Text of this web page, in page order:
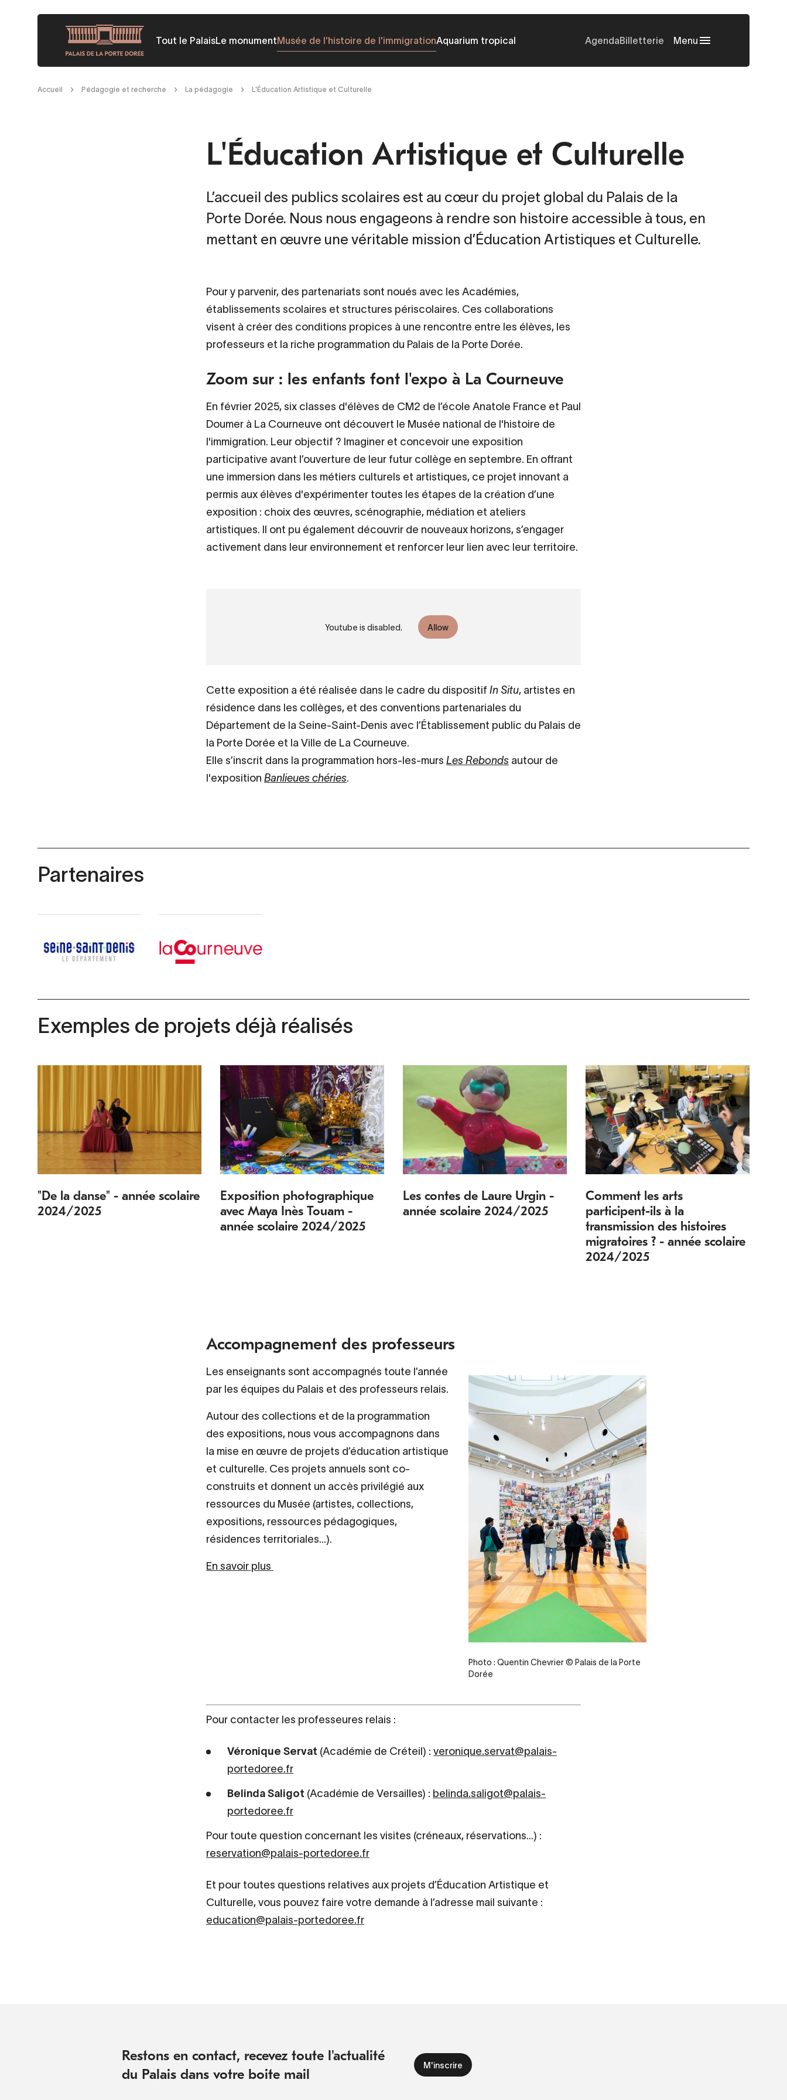
principal
Tout le PalaisLe monumentMusée de l'histoire de l'immigrationAquarium tropical AgendaBilletterie Menu
Fil
Accueil Pédagogie et recherche La pédagogie L'Éducation Artistique et Culturelle
L'Éducation Artistique et Culturelle
L’accueil des publics scolaires est au cœur du projet global du Palais de la
Porte Dorée. Nous nous engageons à rendre son histoire accessible à tous, en
mettant en œuvre une véritable mission d’Éducation Artistiques et Culturelle.
Pour y parvenir, des partenariats sont noués avec les Académies,
établissements scolaires et structures périscolaires. Ces collaborations
visent à créer des conditions propices à une rencontre entre les élèves, les
professeurs et la riche programmation du Palais de la Porte Dorée.
Zoom sur : les enfants font l'expo à La Courneuve
En février 2025, six classes d'élèves de CM2 de l’école Anatole France et Paul
Doumer à La Courneuve ont découvert le Musée national de l'histoire de
l'immigration. Leur objectif ? Imaginer et concevoir une exposition
participative avant l’ouverture de leur futur collège en septembre. En offrant
une immersion dans les métiers culturels et artistiques, ce projet innovant a
permis aux élèves d'expérimenter toutes les étapes de la création d’une
exposition : choix des œuvres, scénographie, médiation et ateliers
artistiques. Il ont pu également découvrir de nouveaux horizons, s’engager
activement dans leur environnement et renforcer leur lien avec leur territoire.
Les enfants font l'expo – Exposition participative à La
Youtube is disabled. Allow
Cette exposition a été réalisée dans le cadre du dispositif In Situ, artistes en
résidence dans les collèges, et des conventions partenariales du
Département de la Seine-Saint-Denis avec l’Établissement public du Palais de
la Porte Dorée et la Ville de La Courneuve.
Elle s’inscrit dans la programmation hors-les-murs Les Rebonds autour de
l'exposition Banlieues chéries.
Partenaires
Exemples de projets déjà réalisés
"De la danse" - année scolaire
2024/2025
Exposition photographique
avec Maya Inès Touam -
année scolaire 2024/2025
Les contes de Laure Urgin -
année scolaire 2024/2025
Comment les arts
participent-ils à la
transmission des histoires
migratoires ? - année scolaire
2024/2025
Accompagnement des professeurs
Credit
Photo : Quentin Chevrier © Palais de la Porte
Dorée
Les enseignants sont accompagnés toute l’année
par les équipes du Palais et des professeurs relais.
Autour des collections et de la programmation
des expositions, nous vous accompagnons dans
la mise en œuvre de projets d’éducation artistique
et culturelle. Ces projets annuels sont co-
construits et donnent un accès privilégié aux
ressources du Musée (artistes, collections,
expositions, ressources pédagogiques,
résidences territoriales…).
En savoir plus
Pour contacter les professeures relais :
Véronique Servat (Académie de Créteil) : veronique.servat@palais-
portedoree.fr
Belinda Saligot (Académie de Versailles) : belinda.saligot@palais-
portedoree.fr
Pour toute question concernant les visites (créneaux, réservations...) :
reservation@palais-portedoree.fr
Et pour toutes questions relatives aux projets d’Éducation Artistique et
Culturelle, vous pouvez faire votre demande à l’adresse mail suivante :
education@palais-portedoree.fr
Restons en contact, recevez toute l'actualité
du Palais dans votre boite mail